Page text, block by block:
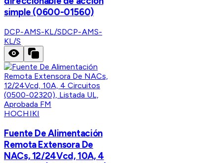
simple (0600-01560)
DCP-AMS-KL/SDCP-AMS-
KL/S
HOCHIKI
Fuente De Alimentación
Remota Extensora De
NACs, 12/24Vcd, 10A, 4